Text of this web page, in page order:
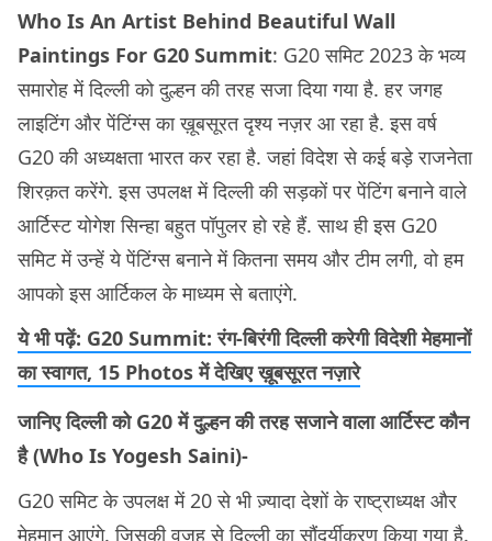
Who Is An Artist Behind Beautiful Wall
Paintings For G20 Summit: G20 समिट 2023 के भव्य
समारोह में दिल्ली को दुल्हन की तरह सजा दिया गया है. हर जगह
लाइटिंग और पेंटिंग्स का ख़ूबसूरत दृश्य नज़र आ रहा है. इस वर्ष
G20 की अध्यक्षता भारत कर रहा है. जहां विदेश से कई बड़े राजनेता
शिरक़त करेंगे. इस उपलक्ष में दिल्ली की सड़कों पर पेंटिंग बनाने वाले
आर्टिस्ट योगेश सिन्हा बहुत पॉपुलर हो रहे हैं. साथ ही इस G20
समिट में उन्हें ये पेंटिंग्स बनाने में कितना समय और टीम लगी, वो हम
आपको इस आर्टिकल के माध्यम से बताएंगे.
ये भी पढ़ें: G20 Summit: रंग-बिरंगी दिल्ली करेगी विदेशी मेहमानों
का स्वागत, 15 Photos में देखिए ख़ूबसूरत नज़ारे
जानिए दिल्ली को G20 में दुल्हन की तरह सजाने वाला आर्टिस्ट कौन
है (Who Is Yogesh Saini)-
G20 समिट के उपलक्ष में 20 से भी ज़्यादा देशों के राष्ट्राध्यक्ष और
मेहमान आएंगे. जिसकी वजह से दिल्ली का सौंदर्यीकरण किया गया है.